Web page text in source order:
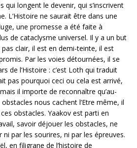
qui longent le devenir, qui s’inscrivent
L’Histoire ne saurait être dans une
une promesse a été faite à
de cataclysme universel. Il y a un but
pas clair, il est en demi-teinte, il est
Par les voies détournées, il se
de l’Histoire : c’est Loth qui traduit
pas pourquoi ceci ou cela est arrivé,
il importe de reconnaître qu’au-
obstacles nous cachent l’Etre même, il
obstacles. Yaakov est parti en
savoir déjouer les obstacles, ne
ni par les sourires, ni par les épreuves.
en filigrane de l’histoire de